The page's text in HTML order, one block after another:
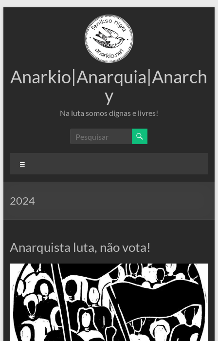
Anarkio|Anarquia|Anarch
y
Na luta somos dignas e livres!
2024
Anarquista luta, não vota!